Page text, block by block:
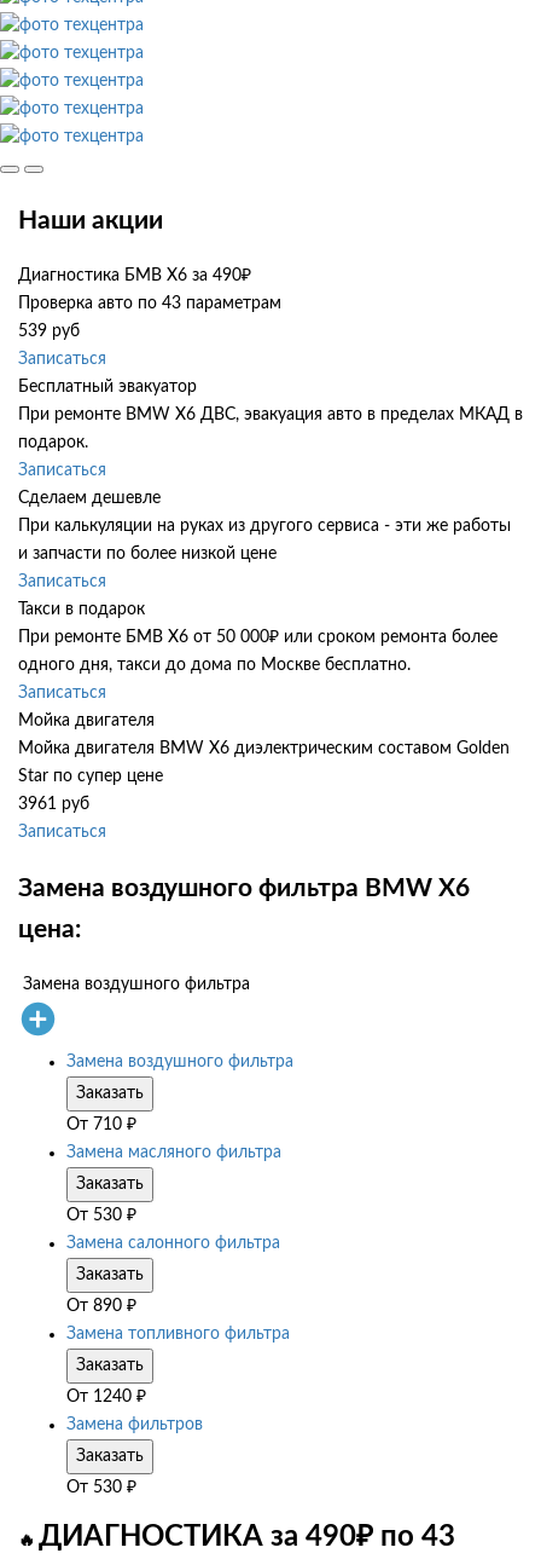
Наши акции
Диагностика БМВ Х6 за 490₽
Проверка авто по 43 параметрам
539 руб
Записаться
Бесплатный эвакуатор
При ремонте BMW X6 ДВС, эвакуация авто в пределах МКАД в
подарок.
Записаться
Сделаем дешевле
При калькуляции на руках из другого сервиса - эти же работы
и запчасти по более низкой цене
Записаться
Такси в подарок
При ремонте БМВ Х6 от 50 000₽ или сроком ремонта более
одного дня, такси до дома по Москве бесплатно.
Записаться
Мойка двигателя
Мойка двигателя BMW X6 диэлектрическим составом Golden
Star по супер цене
3961 руб
Записаться
Замена воздушного фильтра BMW X6
цена:
Замена воздушного фильтра
Замена воздушного фильтра
Заказать
От 710 ₽
Замена масляного фильтра
Заказать
От 530 ₽
Замена салонного фильтра
Заказать
От 890 ₽
Замена топливного фильтра
Заказать
От 1240 ₽
Замена фильтров
Заказать
От 530 ₽
🔥 ДИАГНОСТИКА за 490₽ по 43